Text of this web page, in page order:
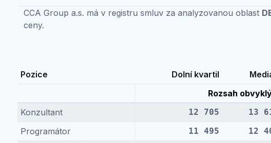
CCA Group a.s. má v registru smluv za analyzovanou oblast
ceny.
Pozice Dolní kvartil
Rozsah
Konzultant
12 705 13
Programátor 11 495 12